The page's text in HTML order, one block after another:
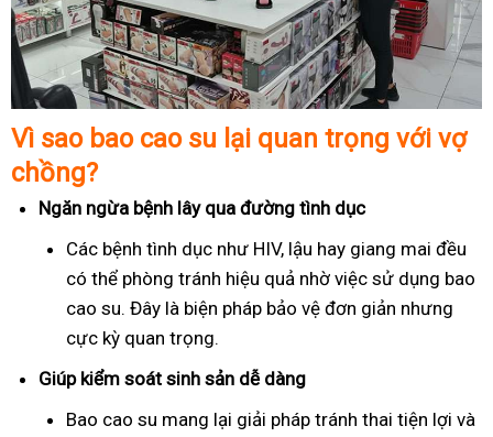
Vì sao bao cao su lại quan trọng với vợ
chồng?
Ngăn ngừa bệnh lây qua đường tình dục
Các bệnh tình dục như HIV, lậu hay giang mai đều
có thể phòng tránh hiệu quả nhờ việc sử dụng bao
cao su. Đây là biện pháp bảo vệ đơn giản nhưng
cực kỳ quan trọng.
Giúp kiểm soát sinh sản dễ dàng
Bao cao su mang lại giải pháp tránh thai tiện lợi và